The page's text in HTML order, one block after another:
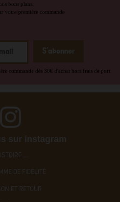
bons plans.
votre première commande
commande dès 30€ d'achat hors frais de port
sur instagram
....
DE FIDÉLITÉ
ET RETOUR